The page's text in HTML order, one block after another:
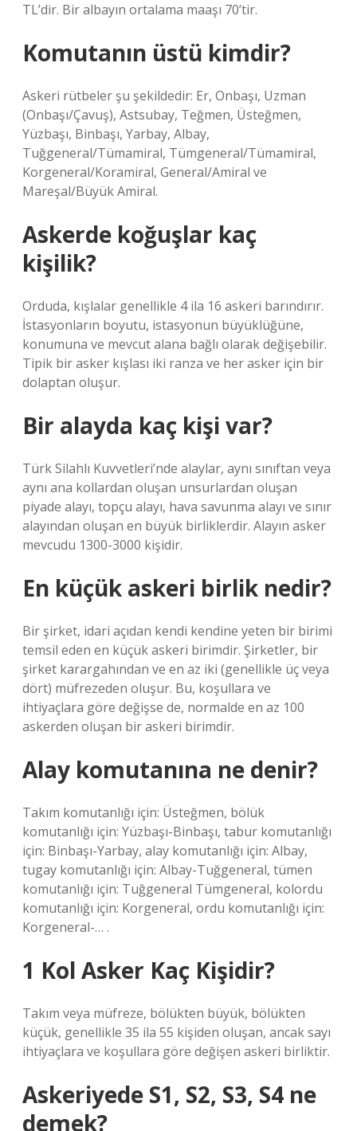
TL’dir. Bir albayın ortalama maaşı 70’tir.
Komutanın üstü kimdir?
Askeri rütbeler şu şekildedir: Er, Onbaşı, Uzman
(Onbaşı/Çavuş), Astsubay, Teğmen, Üsteğmen,
Yüzbaşı, Binbaşı, Yarbay, Albay,
Tuğgeneral/Tümamiral, Tümgeneral/Tümamiral,
Korgeneral/Koramiral, General/Amiral ve
Mareşal/Büyük Amiral.
Askerde koğuşlar kaç
kişilik?
Orduda, kışlalar genellikle 4 ila 16 askeri barındırır.
İstasyonların boyutu, istasyonun büyüklüğüne,
konumuna ve mevcut alana bağlı olarak değişebilir.
Tipik bir asker kışlası iki ranza ve her asker için bir
dolaptan oluşur.
Bir alayda kaç kişi var?
Türk Silahlı Kuvvetleri’nde alaylar, aynı sınıftan veya
aynı ana kollardan oluşan unsurlardan oluşan
piyade alayı, topçu alayı, hava savunma alayı ve sınır
alayından oluşan en büyük birliklerdir. Alayın asker
mevcudu 1300-3000 kişidir.
En küçük askeri birlik nedir?
Bir şirket, idari açıdan kendi kendine yeten bir birimi
temsil eden en küçük askeri birimdir. Şirketler, bir
şirket karargahından ve en az iki (genellikle üç veya
dört) müfrezeden oluşur. Bu, koşullara ve
ihtiyaçlara göre değişse de, normalde en az 100
askerden oluşan bir askeri birimdir.
Alay komutanına ne denir?
Takım komutanlığı için: Üsteğmen, bölük
komutanlığı için: Yüzbaşı-Binbaşı, tabur komutanlığı
için: Binbaşı-Yarbay, alay komutanlığı için: Albay,
tugay komutanlığı için: Albay-Tuğgeneral, tümen
komutanlığı için: Tuğgeneral Tümgeneral, kolordu
komutanlığı için: Korgeneral, ordu komutanlığı için:
Korgeneral-… .
1 Kol Asker Kaç Kişidir?
Takım veya müfreze, bölükten büyük, bölükten
küçük, genellikle 35 ila 55 kişiden oluşan, ancak sayı
ihtiyaçlara ve koşullara göre değişen askeri birliktir.
Askeriyede S1, S2, S3, S4 ne
demek?